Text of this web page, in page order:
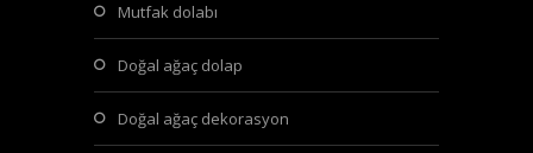
mutfak dolabı
doğal ağaç dolap
doğal ağaç dekorasyon